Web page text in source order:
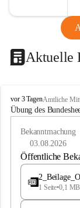
Aktuelle
B
u
vor 3 TagenAmtliche
Übung des
Bekanntmachung
03.08.2026
Öffentliche
1 Seite•0,1 MB